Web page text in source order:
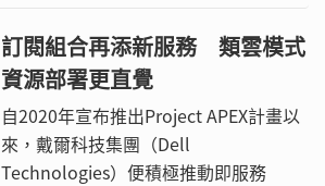
未取得著作財產權人之同意或授權，而
將這些侵權的創作張貼於社群媒體上，
亦可能構成著作權的侵害。
訂閱組合再添新服務 類雲模式
資源部署更直覺
自2020年宣布推出Project APEX計畫以
來，戴爾科技集團（Dell
Technologies）便積極推動即服務